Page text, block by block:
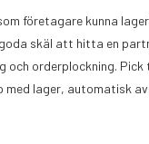
företagare kunna
skäl att hitta en
och orderplockning.
med lager, automatisk